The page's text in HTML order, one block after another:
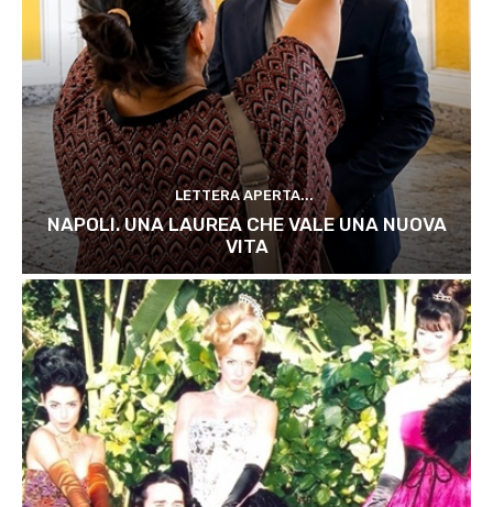
LETTERA APERTA...
NAPOLI. UNA LAUREA CHE VALE UNA NUOVA
VITA